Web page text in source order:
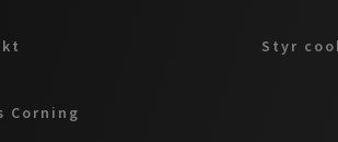
Corning
Styr